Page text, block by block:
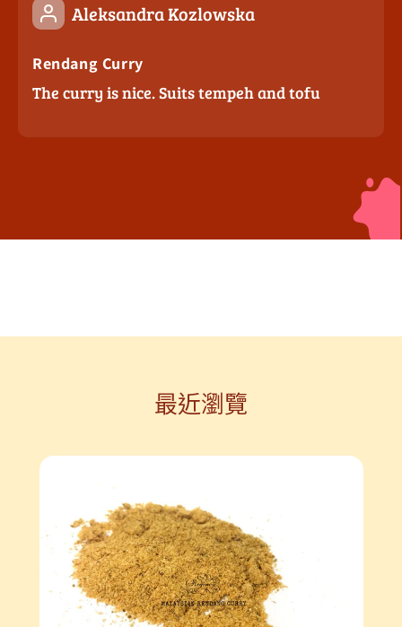
Aleksandra Kozlowska
Rendang Curry
The curry is nice. Suits tempeh and tofu
最近瀏覽